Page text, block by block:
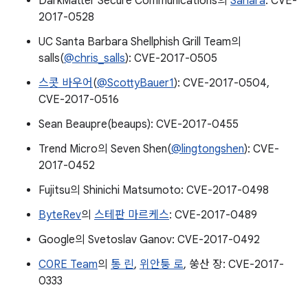
2017-0528
UC Santa Barbara Shellphish Grill Team의
salls(@chris_salls): CVE-2017-0505
스콧 바우어 (@ScottyBauer1): CVE-2017-0504,
CVE-2017-0516
Sean Beaupre(beaups): CVE-2017-0455
Trend Micro의 Seven Shen(@lingtongshen): CVE-
2017-0452
Fujitsu의 Shinichi Matsumoto: CVE-2017-0498
ByteRev의 스테판 마르케스: CVE-2017-0489
Google의 Svetoslav Ganov: CVE-2017-0492
C0RE Team의 통 린, 위안퉁 로, 쑹산 장: CVE-2017-
0333